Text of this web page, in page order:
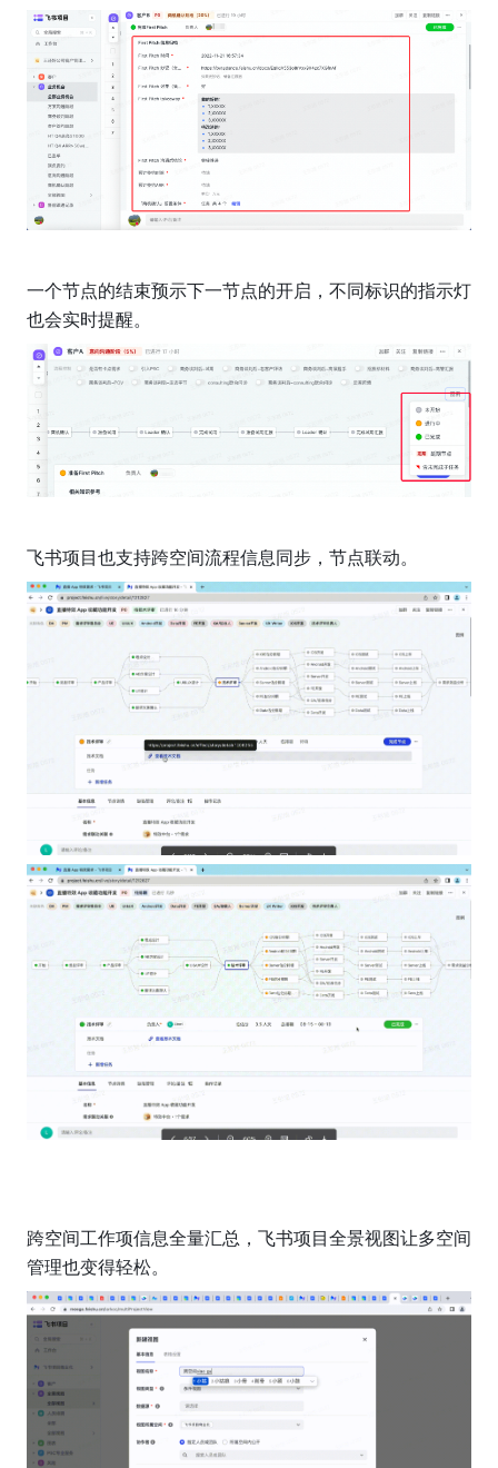
一个节点的结束预示下一节点的开启，不同标识的指示灯
也会实时提醒。
飞书项目也支持跨空间流程信息同步，节点联动。
跨空间工作项信息全量汇总，飞书项目全景视图让多空间
管理也变得轻松。